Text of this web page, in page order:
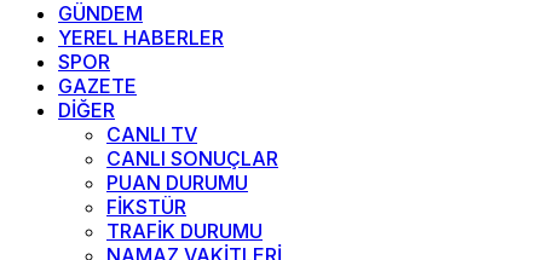
GÜNDEM
YEREL HABERLER
SPOR
GAZETE
DİĞER
CANLI TV
CANLI SONUÇLAR
PUAN DURUMU
FİKSTÜR
TRAFİK DURUMU
NAMAZ VAKİTLERİ